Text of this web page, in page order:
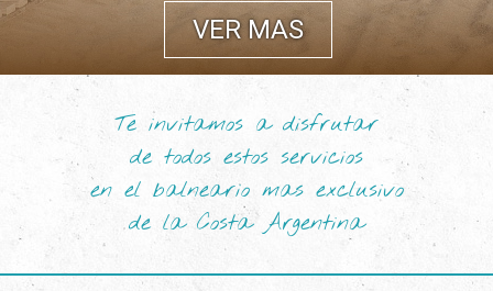
Te invitamos a disfrutar
de todos estos servicios
en el balneario mas exclusivo
de la Costa Argentina